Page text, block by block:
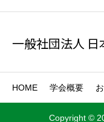
一般社団法人 日
HOME 学会概要
Copyright ©